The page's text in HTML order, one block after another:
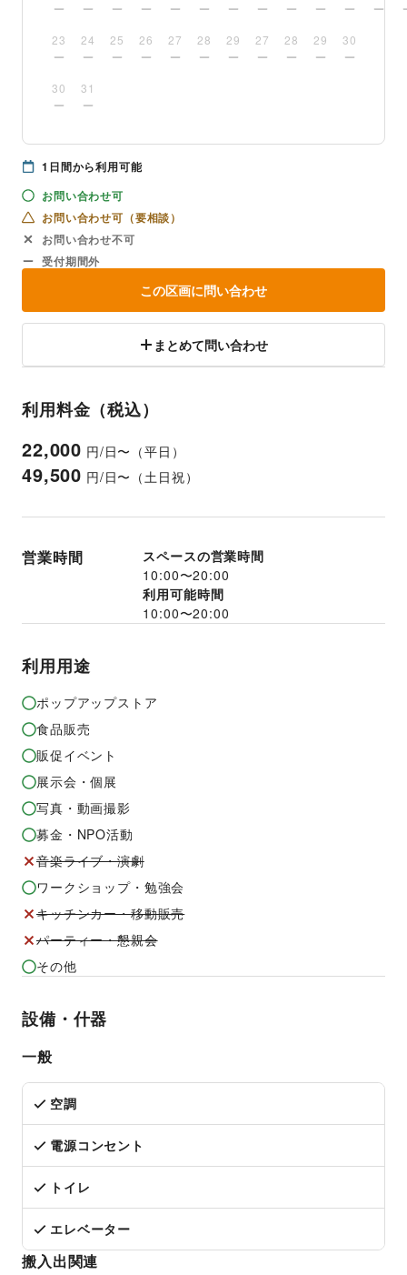
23 24 25 26 27 28 29
30 31
27 28 29 30
1 日間から利用可能
お問い合わせ可
お問い合わせ可（要相談）
お問い合わせ不可
受付期間外
この区画に問い合わせ
まとめて問い合わせ
利用料金（税込）
22,000 円/日〜（平日）
49,500 円/日〜（土日祝）
営業時間
スペースの営業時間
10:00〜20:00
利用可能時間
10:00〜20:00
利用用途
ポップアップストア
食品販売
販促イベント
展示会・個展
写真・動画撮影
募金・NPO活動
音楽ライブ・演劇
ワークショップ・勉強会
キッチンカー・移動販売
パーティー・懇親会
その他
設備・什器
一般
空調
電源コンセント
トイレ
エレベーター
搬入出関連